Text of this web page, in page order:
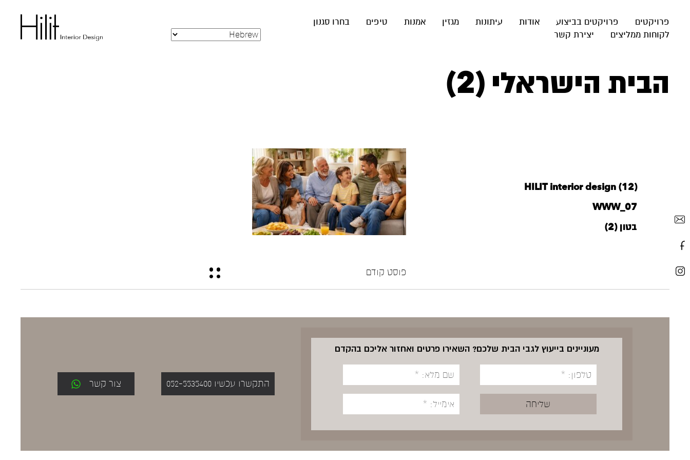
פרויקטים פרויקטים בביצוע אודות עיתונות מגזין אמנות טיפים
בחרו סגנון
לקוחות ממליצים
יצירת קשר
הבית הישראלי (2)
HILIT interior design (12)
WWW_07
בטון (2)
פוסט קודם
מעוניינים בייעוץ לגבי הבית שלכם? השאירו פרטים ואחזור אליכם בהקדם
התקשרו עכשיו 052-5535400 צור קשר